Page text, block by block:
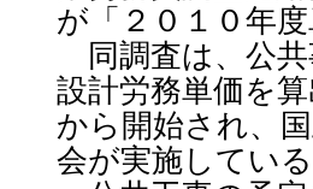
が「２０１０年
同調査は、公共
設計労務単価を
から開始され、
会が実施してい